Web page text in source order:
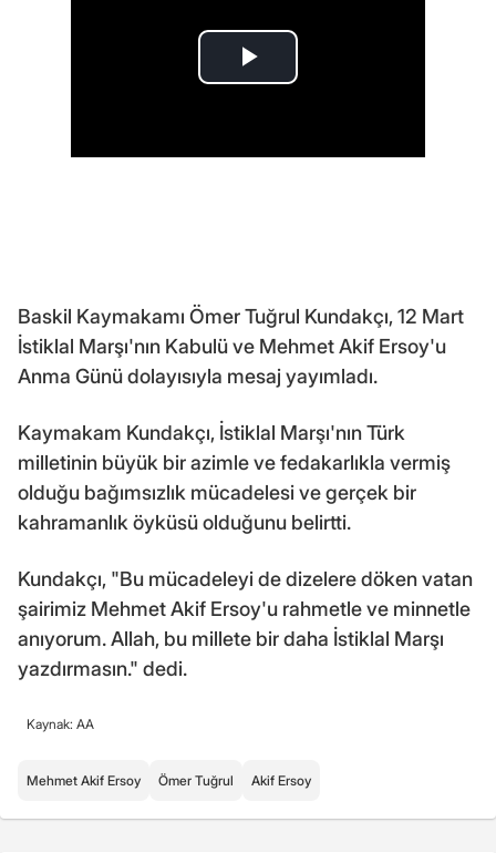
Baskil Kaymakamı Ömer Tuğrul Kundakçı, 12 Mart
İstiklal Marşı'nın Kabulü ve Mehmet Akif Ersoy'u
Anma Günü dolayısıyla mesaj yayımladı.
Kaymakam Kundakçı, İstiklal Marşı'nın Türk
milletinin büyük bir azimle ve fedakarlıkla vermiş
olduğu bağımsızlık mücadelesi ve gerçek bir
kahramanlık öyküsü olduğunu belirtti.
Kundakçı, "Bu mücadeleyi de dizelere döken vatan
şairimiz Mehmet Akif Ersoy'u rahmetle ve minnetle
anıyorum. Allah, bu millete bir daha İstiklal Marşı
yazdırmasın." dedi.
Kaynak: AA
Mehmet Akif Ersoy Ömer Tuğrul Akif Ersoy